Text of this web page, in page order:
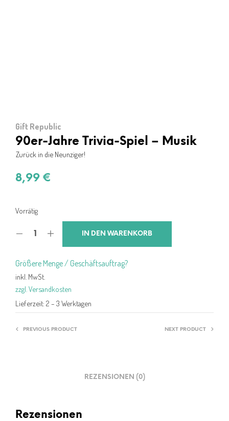
Gift Republic
90er-Jahre Trivia-Spiel – Musik
Zurück in die Neunziger!
8,99 €
Vorrätig
IN DEN WARENKORB
Größere Menge / Geschäftsauftrag?
inkl. MwSt.
zzgl. Versandkosten
Lieferzeit: 2 – 3 Werktagen
PREVIOUS PRODUCT NEXT PRODUCT
REZENSIONEN (0)
Rezensionen